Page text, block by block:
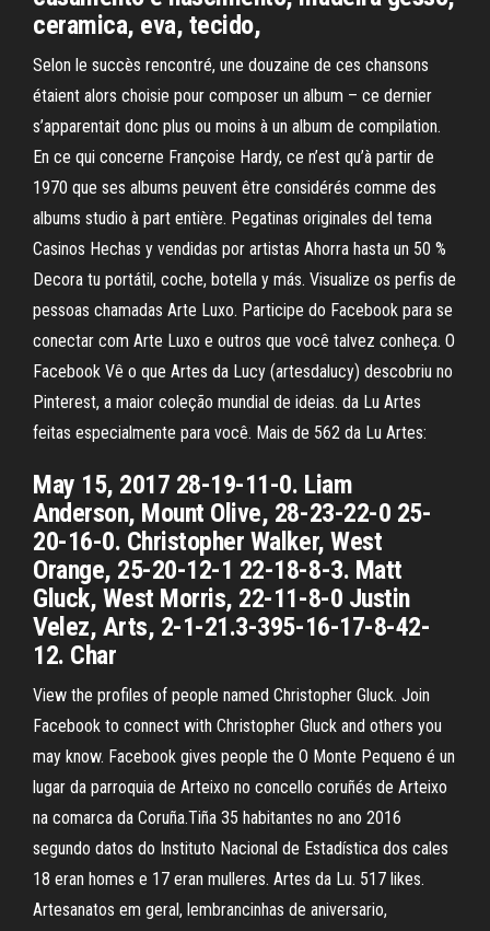
ceramica, eva, tecido,
Selon le succès rencontré, une douzaine de ces chansons
étaient alors choisie pour composer un album – ce dernier
s’apparentait donc plus ou moins à un album de compilation.
En ce qui concerne Françoise Hardy, ce n’est qu’à partir de
1970 que ses albums peuvent être considérés comme des
albums studio à part entière. Pegatinas originales del tema
Casinos Hechas y vendidas por artistas Ahorra hasta un 50 %
Decora tu portátil, coche, botella y más. Visualize os perfis de
pessoas chamadas Arte Luxo. Participe do Facebook para se
conectar com Arte Luxo e outros que você talvez conheça. O
Facebook Vê o que Artes da Lucy (artesdalucy) descobriu no
Pinterest, a maior coleção mundial de ideias. da Lu Artes
feitas especialmente para você. Mais de 562 da Lu Artes:
May 15, 2017 28-19-11-0. Liam
Anderson, Mount Olive, 28-23-22-0 25-
20-16-0. Christopher Walker, West
Orange, 25-20-12-1 22-18-8-3. Matt
Gluck, West Morris, 22-11-8-0 Justin
Velez, Arts, 2-1-21.3-395-16-17-8-42-
12. Char
View the profiles of people named Christopher Gluck. Join
Facebook to connect with Christopher Gluck and others you
may know. Facebook gives people the O Monte Pequeno é un
lugar da parroquia de Arteixo no concello coruñés de Arteixo
na comarca da Coruña.Tiña 35 habitantes no ano 2016
segundo datos do Instituto Nacional de Estadística dos cales
18 eran homes e 17 eran mulleres. Artes da Lu. 517 likes.
Artesanatos em geral, lembrancinhas de aniversario,